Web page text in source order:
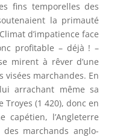
fins temporelles des
la primauté
d’impatience face
profitable – déjà ! –
mirent à rêver d’une
visées marchandes. En
arrachant même sa
(1 420), donc en
capétien, l’Angleterre
marchands anglo-